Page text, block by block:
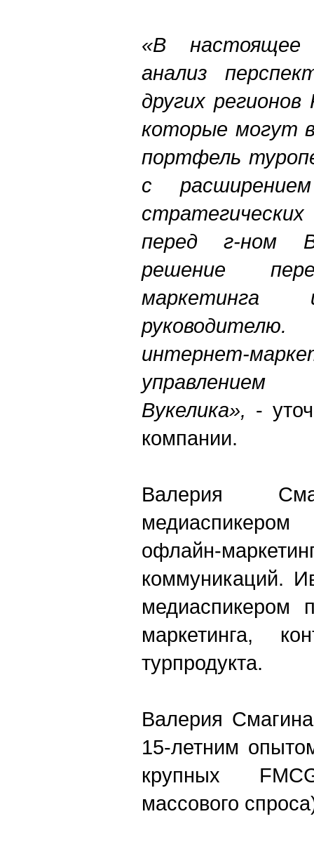
«В настоящее
анализ
других
которые могут
портфель
с
перед г-ном
решение
интернет-
Вукелика», -
компании.
Валерия
офлайн-
коммуникаций.
медиаспикером
маркетинга,
турпродукта.
Валерия
15-летним
крупных
массового